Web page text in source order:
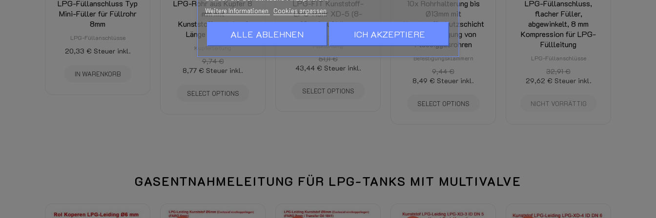
berecht.
Downloads:
Handbücher und Dokumentation – Siehe die Registerkarte „Anhänge“ auf dieser
Dazugehörige Produkte:
Portokosten:
Wird im Checkout berechnet und ist dort sichtbar. (Abhängig von Gesamtgewich
Geeignet für den LPG-Einbau im Radkasten (horizontal) - Nicht für den Unterba
LPG-Füllanschluss Typ
Mini-Füller für Füllrohr
8mm
LPG-Füllanschlüsse
20,33 € Steuer inkl.
IN WARENKORB
LPG-Rohr aus Kupfer 8
mm mit
Kunststoffmantel auf
Länge pro Meter
Kupferleitung
9,74 €
8,77 € Steuer inkl.
SELECT OPTIONS
LPG-FIT Kunststoff-
LPG-Rohr XD-5 (8-
10mm) auf Länge
XD-5 (8-10mm) LPG-
Flexleitung
51,11 €
43,44 € Steuer inkl.
SELECT OPTIONS
10x Rohrhalterung bis
Ø13mm mit
Kunststoffschutzschicht
zur Befestigung von
Flüssiggasrohren
Befestigungsklammern
9,44 €
8,49 € Steuer inkl.
SELECT OPTIONS
LPG-Füllanschluss,
flacher Füller,
abgewinkelt, 8 mm
Kompression für LPG-
Füllleitung
LPG-Füllanschlüsse
32,91 €
29,62 € Steuer inkl.
NICHT VORRÄTTIG
GASENTNAHMELEITUNG FÜR LPG-TANKS MIT MULTIVALVE
Weitere Informationen Cookies anpassen
ALLE ABLEHNEN ICH AKZEPTIERE